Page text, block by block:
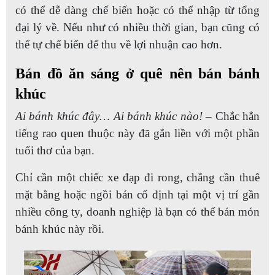
có thể dễ dàng chế biến hoặc có thể nhập từ tổng
đại lý về. Nếu như có nhiều thời gian, bạn cũng có
thể tự chế biến để thu về lợi nhuận cao hơn.
Bán đồ ăn sáng ở quê nên bán bánh
khúc
Ai bánh khúc đây… Ai bánh khúc nào!– Chắc hẳn
tiếng rao quen thuộc này đã gắn liền với một phần
tuổi thơ của bạn.
Chỉ cần một chiếc xe đạp đi rong, chẳng cần thuê
mặt bằng hoặc ngồi bán cố định tại một vị trí gần
nhiều công ty, doanh nghiệp là bạn có thể bán món
bánh khúc này rồi.